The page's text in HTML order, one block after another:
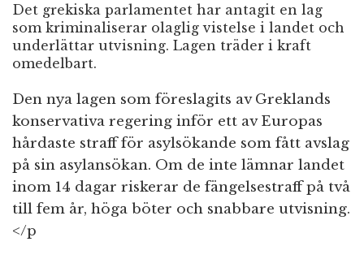
Det grekiska parlamentet har antagit en lag
som kriminaliserar olaglig vistelse i landet och
underlättar utvisning. Lagen träder i kraft
omedelbart.
Den nya lagen som föreslagits av Greklands
konservativa regering inför ett av Europas
hårdaste straff för asylsökande som fått avslag
på sin asylansökan. Om de inte lämnar landet
inom 14 dagar riskerar de fängelsestraff på två
till fem år, höga böter och snabbare utvisning.
</p